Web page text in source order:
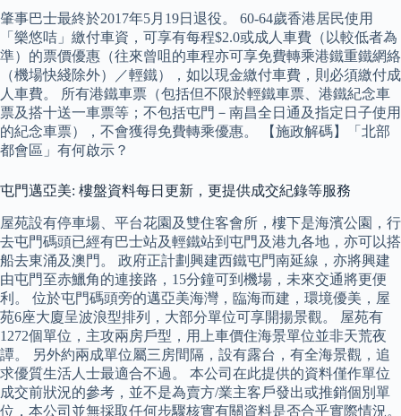
肇事巴士最終於2017年5月19日退役。 60-64歲香港居民使用
「樂悠咭」繳付車資，可享有每程$2.0或成人車費（以較低者為
準）的票價優惠（往來曾咀的車程亦可享免費轉乘港鐵重鐵網絡
（機場快綫除外）／輕鐵），如以現金繳付車費，則必須繳付成
人車費。 所有港鐵車票（包括但不限於輕鐵車票、港鐵紀念車
票及搭十送一車票等；不包括屯門－南昌全日通及指定日子使用
的紀念車票），不會獲得免費轉乘優惠。 【施政解碼】「北部
都會區」有何啟示？
屯門邁亞美: 樓盤資料每日更新，更提供成交紀錄等服務
屋苑設有停車場、平台花園及雙住客會所，樓下是海濱公園，行
去屯門碼頭已經有巴士站及輕鐵站到屯門及港九各地，亦可以搭
船去東涌及澳門。 政府正計劃興建西鐵屯門南延線，亦將興建
由屯門至赤鱲角的連接路，15分鐘可到機場，未來交通將更便
利。 位於屯門碼頭旁的邁亞美海灣，臨海而建，環境優美，屋
苑6座大廈呈波浪型排列，大部分單位可享開揚景觀。 屋苑有
1272個單位，主攻兩房戶型，用上車價住海景單位並非天荒夜
譚。 另外約兩成單位屬三房間隔，設有露台，有全海景觀，追
求優質生活人士最適合不過。 本公司在此提供的資料僅作單位
成交前狀況的參考，並不是為賣方/業主客戶發出或推銷個別單
位，本公司並無採取任何步驟核實有關資料是否合乎實際情況。